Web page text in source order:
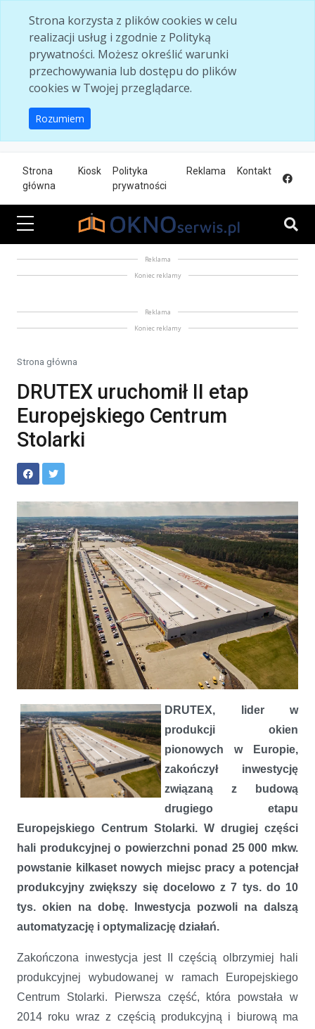
Strona korzysta z plików cookies w celu
realizacji usług i zgodnie z Polityką
prywatności. Możesz określić warunki
przechowywania lub dostępu do plików
cookies w Twojej przeglądarce.
Rozumiem
Strona
główna
Kiosk
Polityka
prywatności
Reklama Kontakt
Reklama
Koniec reklamy
Reklama
Koniec reklamy
Strona główna
DRUTEX uruchomił II etap
Europejskiego Centrum
Stolarki
DRUTEX, lider w
produkcji okien
pionowych w Europie,
zakończył inwestycję
związaną z budową
drugiego etapu
Europejskiego Centrum Stolarki. W drugiej części
hali produkcyjnej o powierzchni ponad 25 000 mkw.
powstanie kilkaset nowych miejsc pracy a potencjał
produkcyjny zwiększy się docelowo z 7 tys. do 10
tys. okien na dobę. Inwestycja pozwoli na dalszą
automatyzację i optymalizację działań.
Zakończona inwestycja jest II częścią olbrzymiej hali
produkcyjnej wybudowanej w ramach Europejskiego
Centrum Stolarki. Pierwsza część, która powstała w
2014 roku wraz z częścią produkcyjną i biurową ma